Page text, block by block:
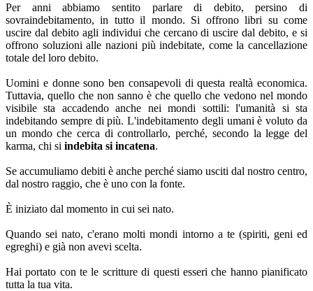
Per anni abbiamo sentito parlare di debito, persino di
sovraindebitamento, in tutto il mondo. Si offrono libri su come
uscire dal debito agli individui che cercano di uscire dal debito, e si
offrono soluzioni alle nazioni più indebitate, come la cancellazione
totale del loro debito.
Uomini e donne sono ben consapevoli di questa realtà economica.
Tuttavia, quello che non sanno è che quello che vedono nel mondo
visibile sta accadendo anche nei mondi sottili: l'umanità si sta
indebitando sempre di più. L'indebitamento degli umani è voluto da
un mondo che cerca di controllarlo, perché, secondo la legge del
karma, chi si indebita si incatena.
Se accumuliamo debiti è anche perché siamo usciti dal nostro centro,
dal nostro raggio, che è uno con la fonte.
È iniziato dal momento in cui sei nato.
Quando sei nato, c'erano molti mondi intorno a te (spiriti, geni ed
egreghi) e già non avevi scelta.
Hai portato con te le scritture di questi esseri che hanno pianificato
tutta la tua vita.